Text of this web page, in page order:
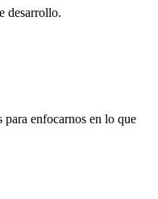
desarrollo.
para enfocarnos en lo que